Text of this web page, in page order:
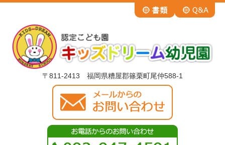
〒811-2413 福岡県糟屋郡篠栗町尾仲588-1